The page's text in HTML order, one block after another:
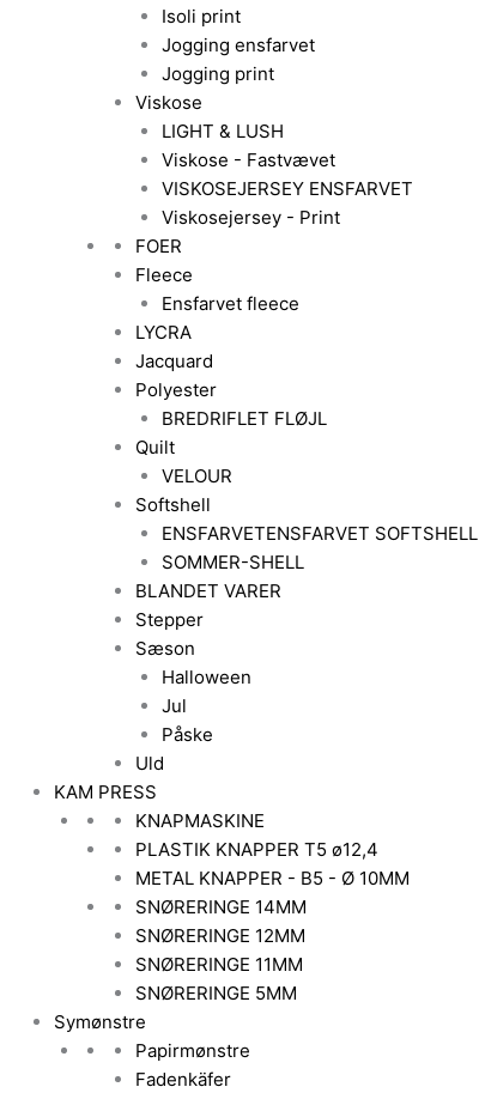
Isoli print
Jogging ensfarvet
Jogging print
Viskose
LIGHT & LUSH
Viskose - Fastvævet
VISKOSEJERSEY ENSFARVET
Viskosejersey - Print
FOER
Fleece
Ensfarvet fleece
LYCRA
Jacquard
Polyester
BREDRIFLET FLØJL
Quilt
VELOUR
Softshell
ENSFARVETENSFARVET SOFTSHELL
SOMMER-SHELL
BLANDET VARER
Stepper
Sæson
Halloween
Jul
Påske
Uld
KAM PRESS
KNAPMASKINE
PLASTIK KNAPPER T5 ø12,4
METAL KNAPPER - B5 - Ø 10MM
SNØRERINGE 14MM
SNØRERINGE 12MM
SNØRERINGE 11MM
SNØRERINGE 5MM
Symønstre
Papirmønstre
Fadenkäfer